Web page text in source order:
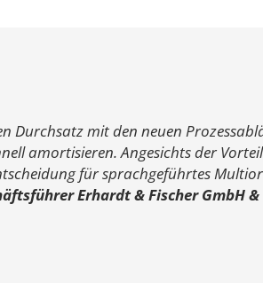
Durchsatz mit den neuen
amortisieren. Angesichts der
für sprachgeführtes
Erhardt & Fischer GmbH &